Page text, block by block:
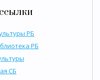
РБ
РБ
СБ